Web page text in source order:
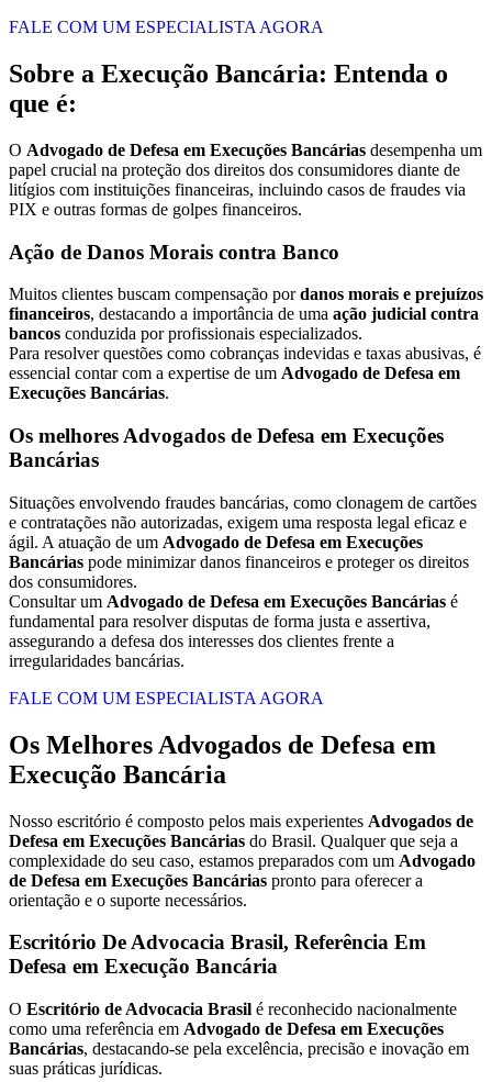
FALE COM UM ESPECIALISTA AGORA
Sobre a Execução Bancária: Entenda o
que é:
O Advogado de Defesa em Execuções Bancárias desempenha um
papel crucial na proteção dos direitos dos consumidores diante de
litígios com instituições financeiras, incluindo casos de fraudes via
PIX e outras formas de golpes financeiros.
Ação de Danos Morais contra Banco
Muitos clientes buscam compensação pordanos morais e prejuízos
financeiros, destacando a importância de uma ação judicial contra
bancos conduzida por profissionais especializados.
Para resolver questões como cobranças indevidas e taxas abusivas, é
essencial contar com a expertise de um Advogado de Defesa em
Execuções Bancárias.
Os melhores Advogados de Defesa em Execuções
Bancárias
Situações envolvendo fraudes bancárias, como clonagem de cartões
e contratações não autorizadas, exigem uma resposta legal eficaz e
ágil. A atuação de um Advogado de Defesa em Execuções
Bancárias pode minimizar danos financeiros e proteger os direitos
dos consumidores.
Consultar um Advogado de Defesa em Execuções Bancárias é
fundamental para resolver disputas de forma justa e assertiva,
assegurando a defesa dos interesses dos clientes frente a
irregularidades bancárias.
FALE COM UM ESPECIALISTA AGORA
Os Melhores Advogados de Defesa em
Execução Bancária
Nosso escritório é composto pelos mais experientes Advogados de
Defesa em Execuções Bancárias do Brasil. Qualquer que seja a
complexidade do seu caso, estamos preparados com um Advogado
de Defesa em Execuções Bancárias pronto para oferecer a
orientação e o suporte necessários.
Escritório De Advocacia Brasil, Referência Em
Defesa em Execução Bancária
O Escritório de Advocacia Brasil é reconhecido nacionalmente
como uma referência em Advogado de Defesa em Execuções
Bancárias, destacando-se pela excelência, precisão e inovação em
suas práticas jurídicas.